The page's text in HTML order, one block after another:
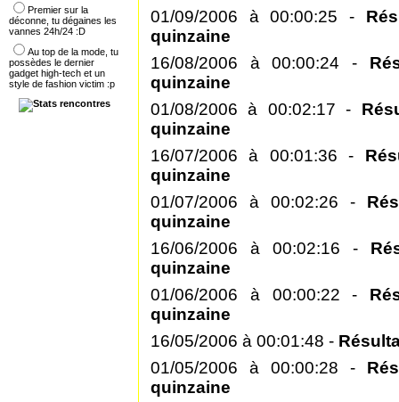
01/09/2006 à 00:00:25 -
quinzaine
16/08/2006 à 00:00:24 -
quinzaine
01/08/2006 à 00:02:17 -
quinzaine
16/07/2006 à 00:01:36 -
quinzaine
01/07/2006 à 00:02:26 -
quinzaine
16/06/2006 à 00:02:16 -
quinzaine
01/06/2006 à 00:00:22 -
quinzaine
16/05/2006 à 00:01:48 -
01/05/2006 à 00:00:28 -
quinzaine
Premier sur la
déconne, tu dégaines les
vannes 24h/24 :D
Au top de la mode, tu
possèdes le dernier
gadget high-tech et un
style de fashion victim :p